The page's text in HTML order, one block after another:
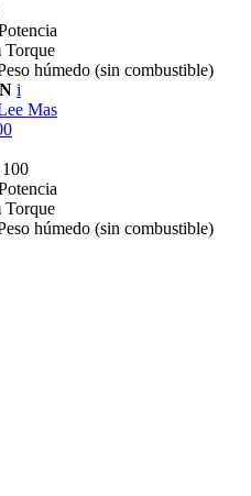
Torque
húmedo (sin combustible)
i
Mas
Torque
húmedo (sin combustible)